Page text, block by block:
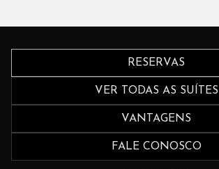
RESERVAS
VER TODAS AS SUÍTES
VANTAGENS
FALE CONOSCO